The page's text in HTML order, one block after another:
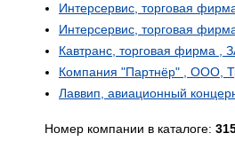
Интерсервис, торговая
Интерсервис, торговая
Кавтранс, торговая фирма ,
Компания "Партнёр" , ООО,
Лаввип, авиационный
Номер компании в каталоге: